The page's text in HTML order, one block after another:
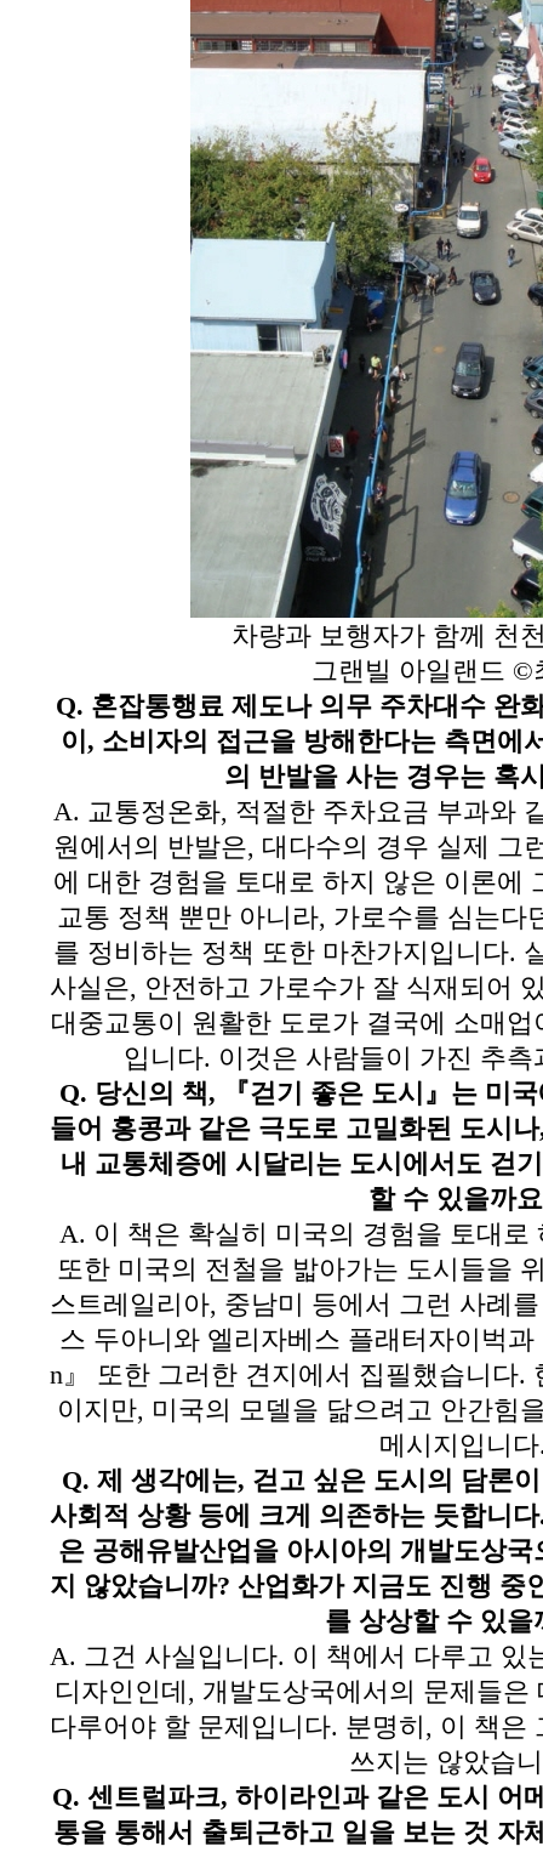
차량과 보행자가 함께 천
그랜빌 아일랜드 ©
Q. 혼잡통행료 제도나 의무 주차대수 완
이 , 소비자의 접근을 방해한다는 측면에
의 반발을 사는 경우는 혹
A. 교통정온화, 적절한 주차요금 부과와
원에서의 반발은, 대다수의 경우 실제 그
에 대한 경험을 토대로 하지 않은 이론에
교통 정책 뿐만 아니라, 가로수를 심는다
를 정비하는 정책 또한 마찬가지입니다.
사실은, 안전하고 가로수가 잘 식재되어
대중교통이 원활한 도로가 결국에 소매
입니다. 이것은 사람들이 가진 추
Q. 당신의 책,
『걷기 좋은 도시』는 미
들어 홍콩과 같은 극도로 고밀화된 도시나
내 교통체증에 시달리는 도시에서도 걷
할 수 있을까요
A. 이 책은 확실히 미국의 경험을 토대
또한 미국의 전철을 밟아가는 도시들을
스트레일리아, 중남미 등에서 그런 사례
스 두아니와 엘리자베스 플래터자이벅과
n』 또한 그러한 견지에서 집필했습니다.
이지만, 미국의 모델을 닮으려고 안간힘
메시지입니다
Q. 제 생각에는, 걷고 싶은 도시의 담론
사회적 상황 등에 크게 의존하는 듯합니다
은 공해유발산업을 아시아의 개발도상
지 않았습니까? 산업화가 지금도 진행 중
를 상상할 수 있을
A. 그건 사실입니다. 이 책에서 다루고 있
디자인인데 , 개발도상국에서의 문제들은
다루어야 할 문제입니다. 분명히 , 이 책은
쓰지는 않았습
Q. 센트럴파크, 하이라인과 같은 도시 어
통을 통해서 출퇴근하고 일을 보는 것 자